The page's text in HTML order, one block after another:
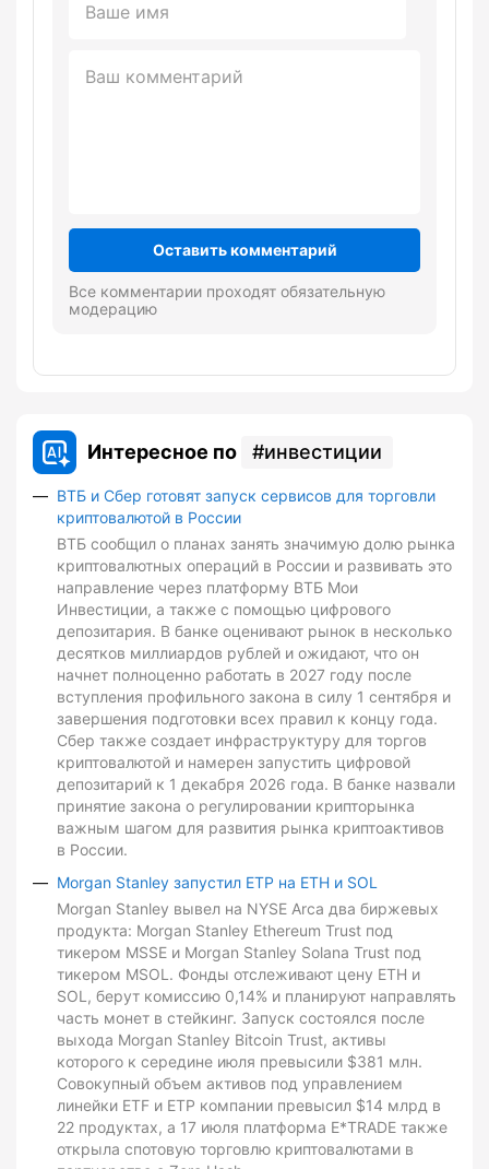
Оставить комментарий
Все комментарии проходят обязательную
модерацию
Интересное по инвестиции
ВТБ и Сбер готовят запуск сервисов для торговли
криптовалютой в России
ВТБ сообщил о планах занять значимую долю рынка
криптовалютных операций в России и развивать это
направление через платформу ВТБ Мои
Инвестиции, а также с помощью цифрового
депозитария. В банке оценивают рынок в несколько
десятков миллиардов рублей и ожидают, что он
начнет полноценно работать в 2027 году после
вступления профильного закона в силу 1 сентября и
завершения подготовки всех правил к концу года.
Сбер также создает инфраструктуру для торгов
криптовалютой и намерен запустить цифровой
депозитарий к 1 декабря 2026 года. В банке назвали
принятие закона о регулировании крипторынка
важным шагом для развития рынка криптоактивов
в России.
Morgan Stanley запустил ETP на ETH и SOL
Morgan Stanley вывел на NYSE Arca два биржевых
продукта: Morgan Stanley Ethereum Trust под
тикером MSSE и Morgan Stanley Solana Trust под
тикером MSOL. Фонды отслеживают цену ETH и
SOL, берут комиссию 0,14% и планируют направлять
часть монет в стейкинг. Запуск состоялся после
выхода Morgan Stanley Bitcoin Trust, активы
которого к середине июля превысили $381 млн.
Совокупный объем активов под управлением
линейки ETF и ETP компании превысил $14 млрд в
22 продуктах, а 17 июля платформа E*TRADE также
открыла спотовую торговлю криптовалютами в